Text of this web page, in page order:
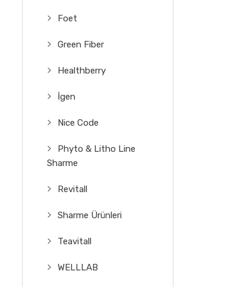
Foet
Green Fiber
Healthberry
İgen
Nice Code
Phyto & Litho Line
Sharme
Revitall
Sharme Ürünleri
Teavitall
WELLLAB